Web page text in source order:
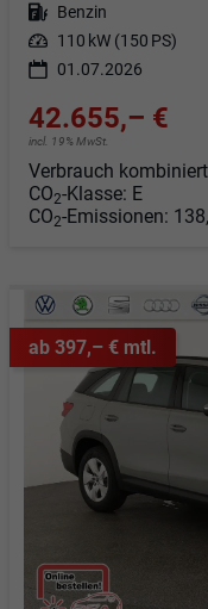
Kraftstoff Benzin
Leistung 110 kW (150 PS)
01.07.2026
42.655,– €
incl. 19% MwSt.
Verbrauch
CO2-Klasse: E
CO2-Emissionen:
ab 397,– € mtl.